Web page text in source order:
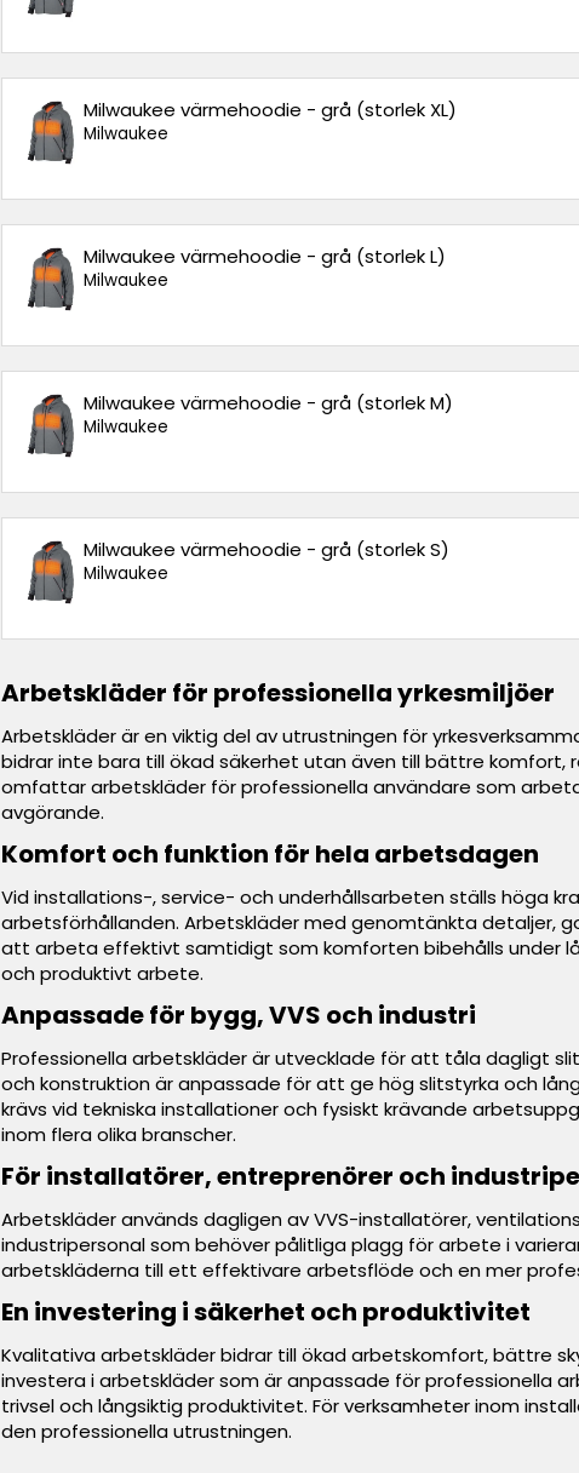
Milwaukee värmehoodie - grå (storlek XL)
Milwaukee
Milwaukee värmehoodie - grå (storlek L)
Milwaukee
Milwaukee värmehoodie - grå (storlek M)
Milwaukee
Milwaukee värmehoodie - grå (storlek S)
Milwaukee
Arbetskläder för professionella yrkesmiljöer
Arbetskläder är en viktig del av utrustningen för
bidrar inte bara till ökad säkerhet utan även till bättre
omfattar arbetskläder för professionella användare som
avgörande.
Komfort och funktion för hela arbetsdagen
Vid installations-, service- och underhållsarbeten ställs höga
arbetsförhållanden. Arbetskläder med genomtänkta detaljer,
att arbeta effektivt samtidigt som komforten bibehålls under
och produktivt arbete.
Anpassade för bygg, VVS och industri
Professionella arbetskläder är utvecklade för att tåla dagligt
och konstruktion är anpassade för att ge hög slitstyrka och
krävs vid tekniska installationer och fysiskt krävande
inom flera olika branscher.
För installatörer, entreprenörer och
Arbetskläder används dagligen av VVS-installatörer,
industripersonal som behöver pålitliga plagg för arbete i
arbetskläderna till ett effektivare arbetsflöde och en mer
En investering i säkerhet och produktivitet
Kvalitativa arbetskläder bidrar till ökad arbetskomfort, bättre
investera i arbetskläder som är anpassade för professionella
trivsel och långsiktig produktivitet. För verksamheter inom
den professionella utrustningen.